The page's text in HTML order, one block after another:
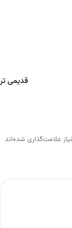
قدیمی تر
علامت‌گذاری شده‌اند